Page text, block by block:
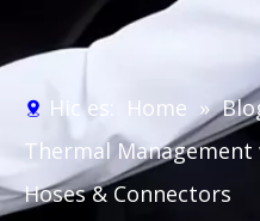
Hic es: Home »
Thermal Management
Hoses & Connectors